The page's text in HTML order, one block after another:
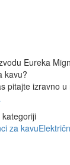
Eureka
kavu?
pitajte izravno
za kavu